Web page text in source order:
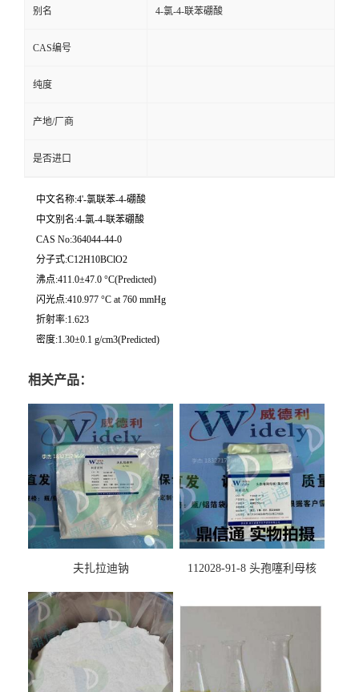
别名 4-氯-4-联苯硼酸
CAS编号
纯度
产地/厂商
是否进口
中文名称:4'-氯联苯-4-硼酸
中文别名:4-氯-4-联苯硼酸
CAS No:364044-44-0
分子式:C12H10BClO2
沸点:411.0±47.0 °C(Predicted)
闪光点:410.977 °C at 760 mmHg
折射率:1.623
密度:1.30±0.1 g/cm3(Predicted)
相关产品：
夫扎拉迪钠
112028-91-8 头孢噻利母核